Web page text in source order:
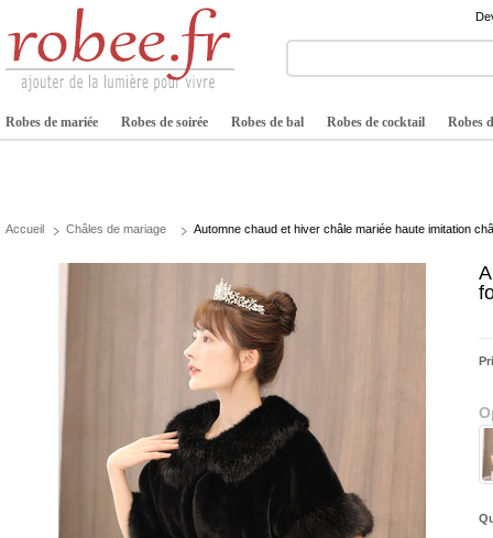
Robes de mariée Robes de soirée Robes de bal Robes de cocktail Robes
Accueil Châles de mariage Automne chaud et hiver châle mariée haute imitation